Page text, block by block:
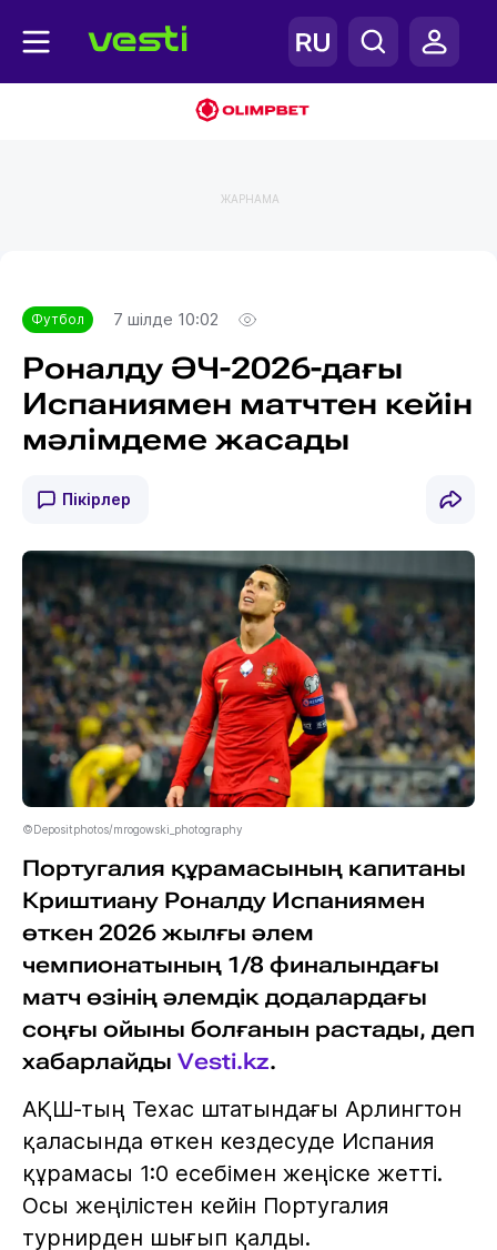
ЖАРНАМА
Футбол 7 шілде 10:02
Роналду ӘЧ-2026-дағы
Испаниямен матчтен кейін
мәлімдеме жасады
Пікірлер
©Depositphotos/mrogowski_photography
Португалия құрамасының капитаны
Криштиану Роналду Испаниямен
өткен 2026 жылғы әлем
чемпионатының 1/8 финалындағы
матч өзінің әлемдік додалардағы
соңғы ойыны болғанын растады, деп
хабарлайды Vesti.kz.
АҚШ-тың Техас штатындағы Арлингтон
қаласында өткен кездесуде Испания
құрамасы 1:0 есебімен жеңіске жетті.
Осы жеңілістен кейін Португалия
турнирден шығып қалды.